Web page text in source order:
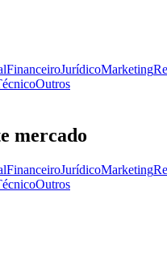
FinanceiroJurídicoMarketing
Outros
mercado
FinanceiroJurídicoMarketing
Outros